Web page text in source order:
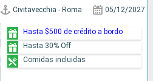
Civitavecchia - Roma 05/12/2027
Hasta $500 de crédito a bordo
Hasta 30% Off
Comidas incluidas